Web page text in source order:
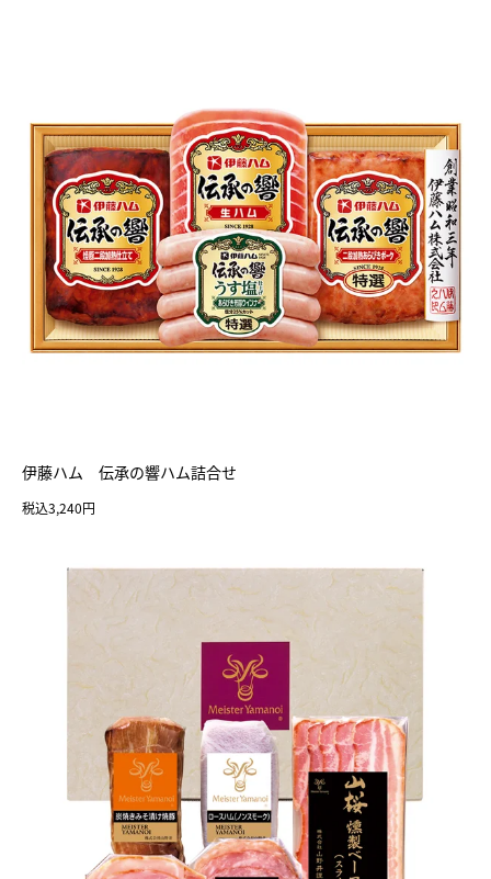
伊藤ハム 伝承の響ハム詰合せ
税込3,240円